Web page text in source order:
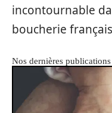
incontournable
boucherie
Nos dernières publications